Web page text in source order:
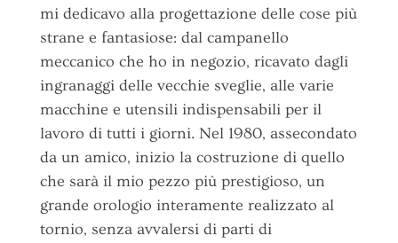
mi dedicavo alla progettazione delle cose più
strane e fantasiose: dal campanello
meccanico che ho in negozio, ricavato dagli
ingranaggi delle vecchie sveglie, alle varie
macchine e utensili indispensabili per il
lavoro di tutti i giorni. Nel 1980, assecondato
da un amico, inizio la costruzione di quello
che sarà il mio pezzo più prestigioso, un
grande orologio interamente realizzato al
tornio, senza avvalersi di parti di